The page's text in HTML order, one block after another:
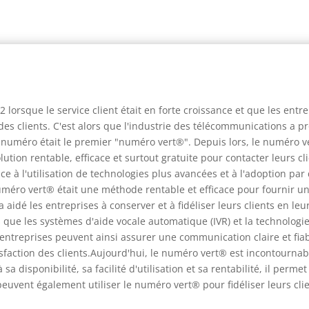
lorsque le service client était en forte croissance et que les
clients. C'est alors que l'industrie des télécommunications a
était le premier "numéro vert®". Depuis lors, le numéro
rentable, efficace et surtout gratuite pour contacter leurs
à l'utilisation de technologies plus avancées et à l'adoption
vert® était une méthode rentable et efficace pour fournir
les entreprises à conserver et à fidéliser leurs clients en
les systèmes d'aide vocale automatique (IVR) et la
peuvent ainsi assurer une communication claire et
des clients.Aujourd'hui, le numéro vert® est
sa disponibilité, sa facilité d'utilisation et sa rentabilité, il
également utiliser le numéro vert® pour fidéliser leurs